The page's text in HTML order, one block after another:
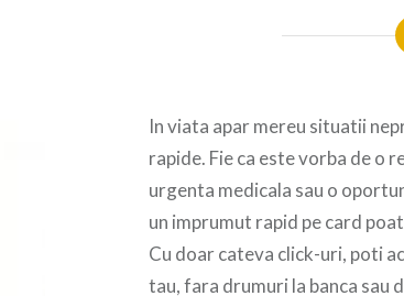
In viata apar mereu situatii
rapide. Fie ca este vorba de o
urgenta medicala sau o
un imprumut rapid pe card
Cu doar cateva click-uri, poti
tau, fara drumuri la banca sau